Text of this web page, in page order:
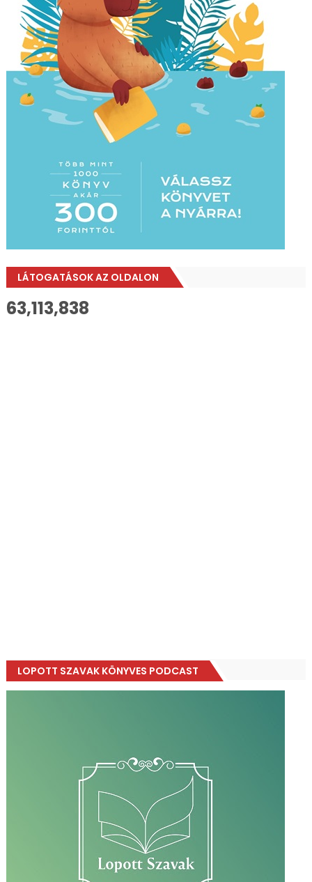
LÁTOGATÁSOK AZ OLDALON
63,113,838
LOPOTT SZAVAK KÖNYVES PODCAST